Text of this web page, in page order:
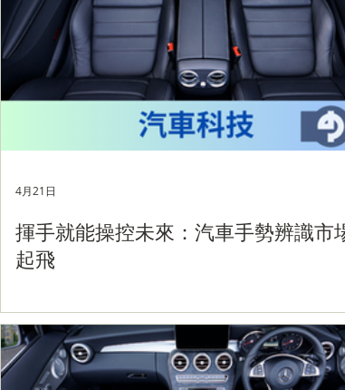
揮手就能操控未來：汽車手勢辨識市
起飛
4月21日